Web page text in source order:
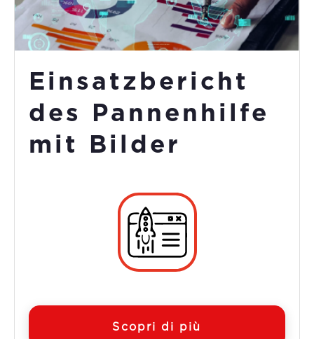
Einsatzbericht
des Pannenhilfe
mit Bilder
Scopri di più